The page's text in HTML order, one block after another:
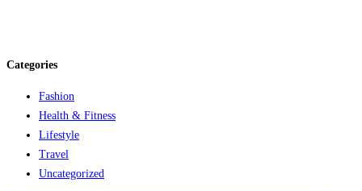
Categories
Fashion
Health & Fitness
Lifestyle
Travel
Uncategorized